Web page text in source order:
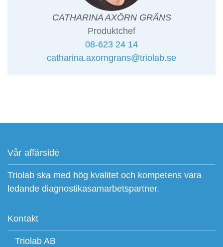
CATHARINA AXÖRN GRÄNS
Produktchef
08-623 24 14
catharina.axorngrans@triolab.se
Vår affärsidé
Triolab ska med hög kvalitet och kompetens vara
ledande diagnostikasamarbetspartner.
Kontakt
Triolab AB